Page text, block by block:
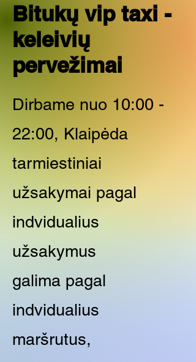
Bitukų vip taxi -
keleivių
pervežimai
Dirbame nuo 10:00 -
22:00, Klaipėda
tarmiestiniai
užsakymai pagal
indvidualius
užsakymus
galima pagal
indvidualius
maršrutus,